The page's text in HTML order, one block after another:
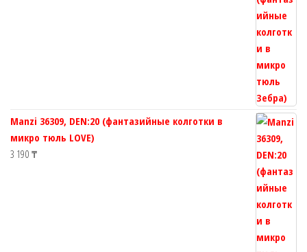
Manzi 36309, DEN:20 (фантазийные колготки в
микро тюль LOVE)
3 190 ₸